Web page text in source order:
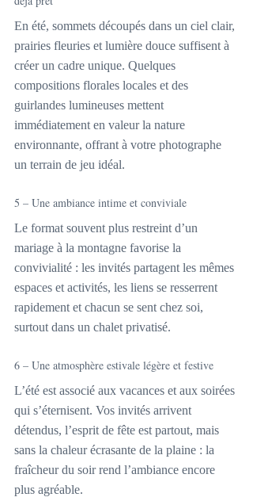
En été, sommets découpés dans un ciel clair,
prairies fleuries et lumière douce suffisent à
créer un cadre unique. Quelques
compositions florales locales et des
guirlandes lumineuses mettent
immédiatement en valeur la nature
environnante, offrant à votre photographe
un terrain de jeu idéal.
5 – Une ambiance intime et conviviale
Le format souvent plus restreint d’un
mariage à la montagne favorise la
convivialité : les invités partagent les mêmes
espaces et activités, les liens se resserrent
rapidement et chacun se sent chez soi,
surtout dans un chalet privatisé.
6 – Une atmosphère estivale légère et festive
L’été est associé aux vacances et aux soirées
qui s’éternisent. Vos invités arrivent
détendus, l’esprit de fête est partout, mais
sans la chaleur écrasante de la plaine : la
fraîcheur du soir rend l’ambiance encore
plus agréable.